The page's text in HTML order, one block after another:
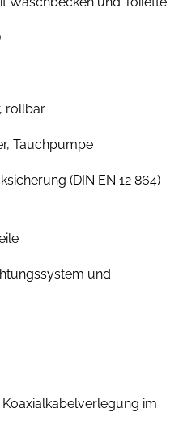
rollbar
Tauchpumpe
(DIN EN 12 864)
und
im